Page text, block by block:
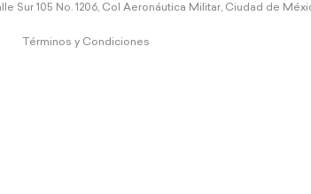
Sur 105 No. 1206, Col Aeronáutica Militar, Ciudad de
Términos y Condiciones